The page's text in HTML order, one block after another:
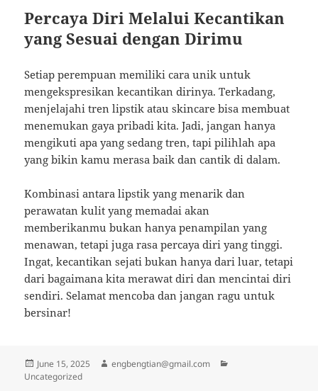
Percaya Diri Melalui Kecantikan
yang Sesuai dengan Dirimu
Setiap perempuan memiliki cara unik untuk
mengekspresikan kecantikan dirinya. Terkadang,
menjelajahi tren lipstik atau skincare bisa membuat
menemukan gaya pribadi kita. Jadi, jangan hanya
mengikuti apa yang sedang tren, tapi pilihlah apa
yang bikin kamu merasa baik dan cantik di dalam.
Kombinasi antara lipstik yang menarik dan
perawatan kulit yang memadai akan
memberikanmu bukan hanya penampilan yang
menawan, tetapi juga rasa percaya diri yang tinggi.
Ingat, kecantikan sejati bukan hanya dari luar, tetapi
dari bagaimana kita merawat diri dan mencintai diri
sendiri. Selamat mencoba dan jangan ragu untuk
bersinar!
Posted
on
June 15, 2025 Author
engbengtian@gmail.com
Uncategorized